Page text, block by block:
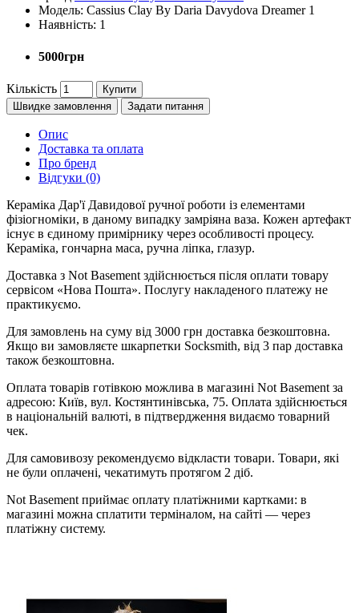
Модель: Cassius Clay By Daria Davydova Dreamer 1
Наявність: 1
5000грн
Кількість
Купити
Швидке замовлення
Задати питання
Опис
Доставка та оплата
Про бренд
Відгуки (0)
Кераміка Дар'ї Давидової ручної роботи із елементами
фізіогноміки, в даному випадку замріяна ваза. Кожен артефакт
існує в єдиному примірнику через особливості процесу.
Кераміка, гончарна маса, ручна ліпка, глазур.
Доставка з Not Basement здійснюється після оплати товару
сервісом «Нова Пошта». Послугу накладеного платежу не
практикуємо.
Для замовлень на суму від 3000 грн доставка безкоштовна.
Якщо ви замовляєте шкарпетки Socksmith, від 3 пар доставка
також безкоштовна.
Оплата товарів готівкою можлива в магазині Not Basement за
адресою: Київ, вул. Костянтинівська, 75. Оплата здійснюється
в національній валюті, в підтвердження видаємо товарний
чек.
Для самовивозу рекомендуємо відкласти товари. Товари, які
не були оплачені, чекатимуть протягом 2 діб.
Not Basement приймає оплату платіжними картками: в
магазині можна сплатити терміналом, на сайті — через
платіжну систему.